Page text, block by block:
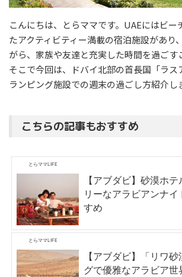
こんにちは、とらママです。UAEにはビー
たアクティビティー満載の宿泊施設があり
がら、家族や友達と充実した時間を過ごす
そこで今回は、ドバイ北部の首長国「ラス
ランピング施設での週末の過ごし方紹介し
こちらの記事もおすすめ
とらママLIFE
【アブダビ】砂漠ホ
リーなアラビアンナ
すめ
とらママLIFE
【アブダビ】「リワ
グで優雅なアラビア